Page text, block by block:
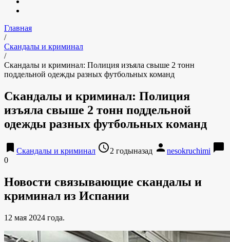
Главная
/
Скандалы и криминал
/
Скандалы и криминал: Полиция изъяла свыше 2 тонн
поддельной одежды разных футбольных команд
Скандалы и криминал: Полиция
изъяла свыше 2 тонн поддельной
одежды разных футбольных команд
bookmark Скандалы и криминал access_time2 годыназад person nesokruchimi chat_bubble
0
Новости связывающие скандалы и
криминал из Испании
12 мая 2024 года.